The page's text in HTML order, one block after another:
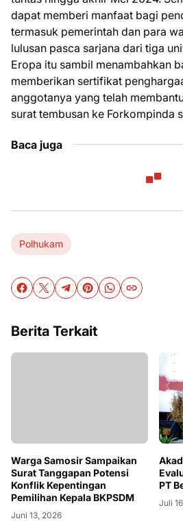
dapat memberi manfaat bagi
termasuk pemerintah dan para
lulusan pasca sarjana dari tiga
Eropa itu sambil menambahkan
memberikan sertifikat
anggotanya yang telah
surat tembusan ke Forkompinda
Baca juga
Polhukam
Berita Terkait
Warga Samosir Sampaikan
Surat Tanggapan Potensi
Konflik Kepentingan
Pemilihan Kepala BKPSDM
Juni 13, 2026
PT
Juli